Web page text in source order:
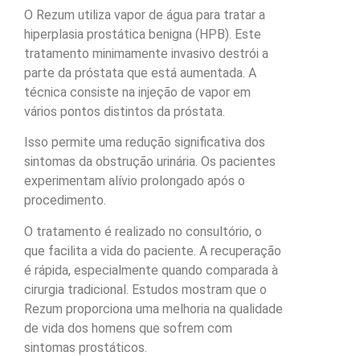
O Rezum utiliza vapor de água para tratar a
hiperplasia prostática benigna (HPB). Este
tratamento minimamente invasivo destrói a
parte da próstata que está aumentada. A
técnica consiste na injeção de vapor em
vários pontos distintos da próstata.
Isso permite uma redução significativa dos
sintomas da obstrução urinária. Os pacientes
experimentam alívio prolongado após o
procedimento.
O tratamento é realizado no consultório, o
que facilita a vida do paciente. A recuperação
é rápida, especialmente quando comparada à
cirurgia tradicional. Estudos mostram que o
Rezum proporciona uma melhoria na qualidade
de vida dos homens que sofrem com
sintomas prostáticos.